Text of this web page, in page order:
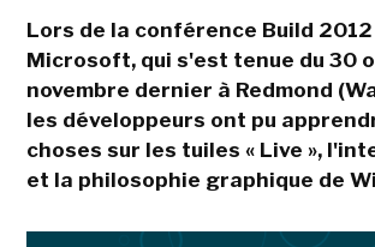
Lors de la conférence Build 2012
Microsoft, qui s'est tenue du 30
novembre dernier à Redmond
les développeurs ont pu
choses sur les tuiles « Live »,
et la philosophie graphique de